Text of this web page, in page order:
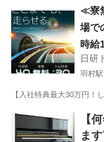
東
≪寮
場で
時給
日研
羽村駅
【入社特典最大30万円！
東京 羽村市 羽
【
ま